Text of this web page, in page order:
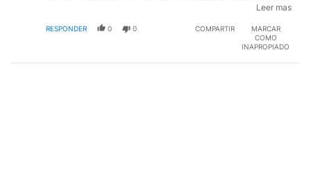
SOMETIMIENTO DE ESTOS "GERENTES DE POBRES E
IGNORANTES "AYER SENSACION TERMICA 40
Leer mas
RESPONDER 0 0 COMPARTIR
MARCAR
COMO
INAPROPIADO